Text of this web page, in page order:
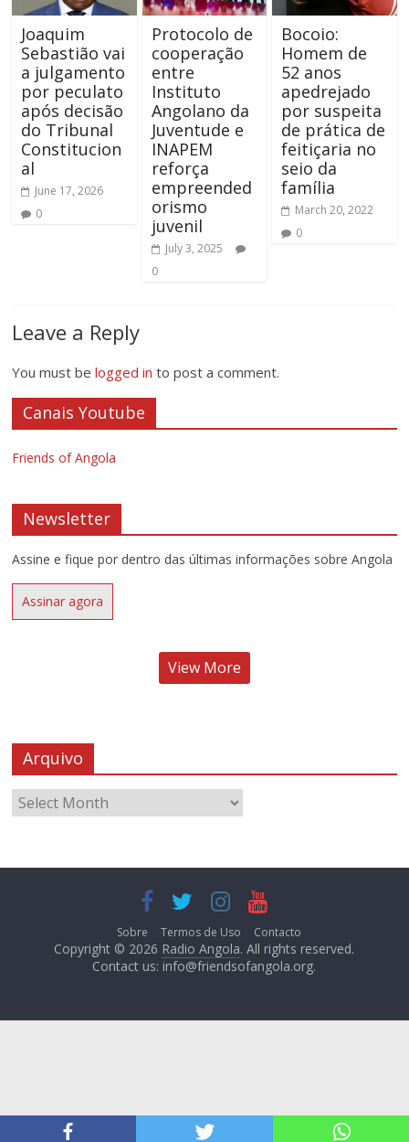
Joaquim
Sebastião vai
a julgamento
por peculato
após decisão
do Tribunal
Constitucion
al
June 17, 2026
0
Protocolo de
cooperação
entre
Instituto
Angolano da
Juventude e
INAPEM
reforça
empreended
orismo
juvenil
July 3, 2025
0
Bocoio:
Homem de
52 anos
apedrejado
por suspeita
de prática de
feitiçaria no
seio da
família
March 20, 2022
0
Leave a Reply
You must belogged in to post a comment.
Canais Youtube
Friends of Angola
Newsletter
Assine e fique por dentro das últimas informações sobre Angola
Assinar agora
View More
Arquivo
Sobre Termos de Uso Contacto
Copyright © 2026 Radio Angola. All rights reserved.
Contact us: info@friendsofangola.org.